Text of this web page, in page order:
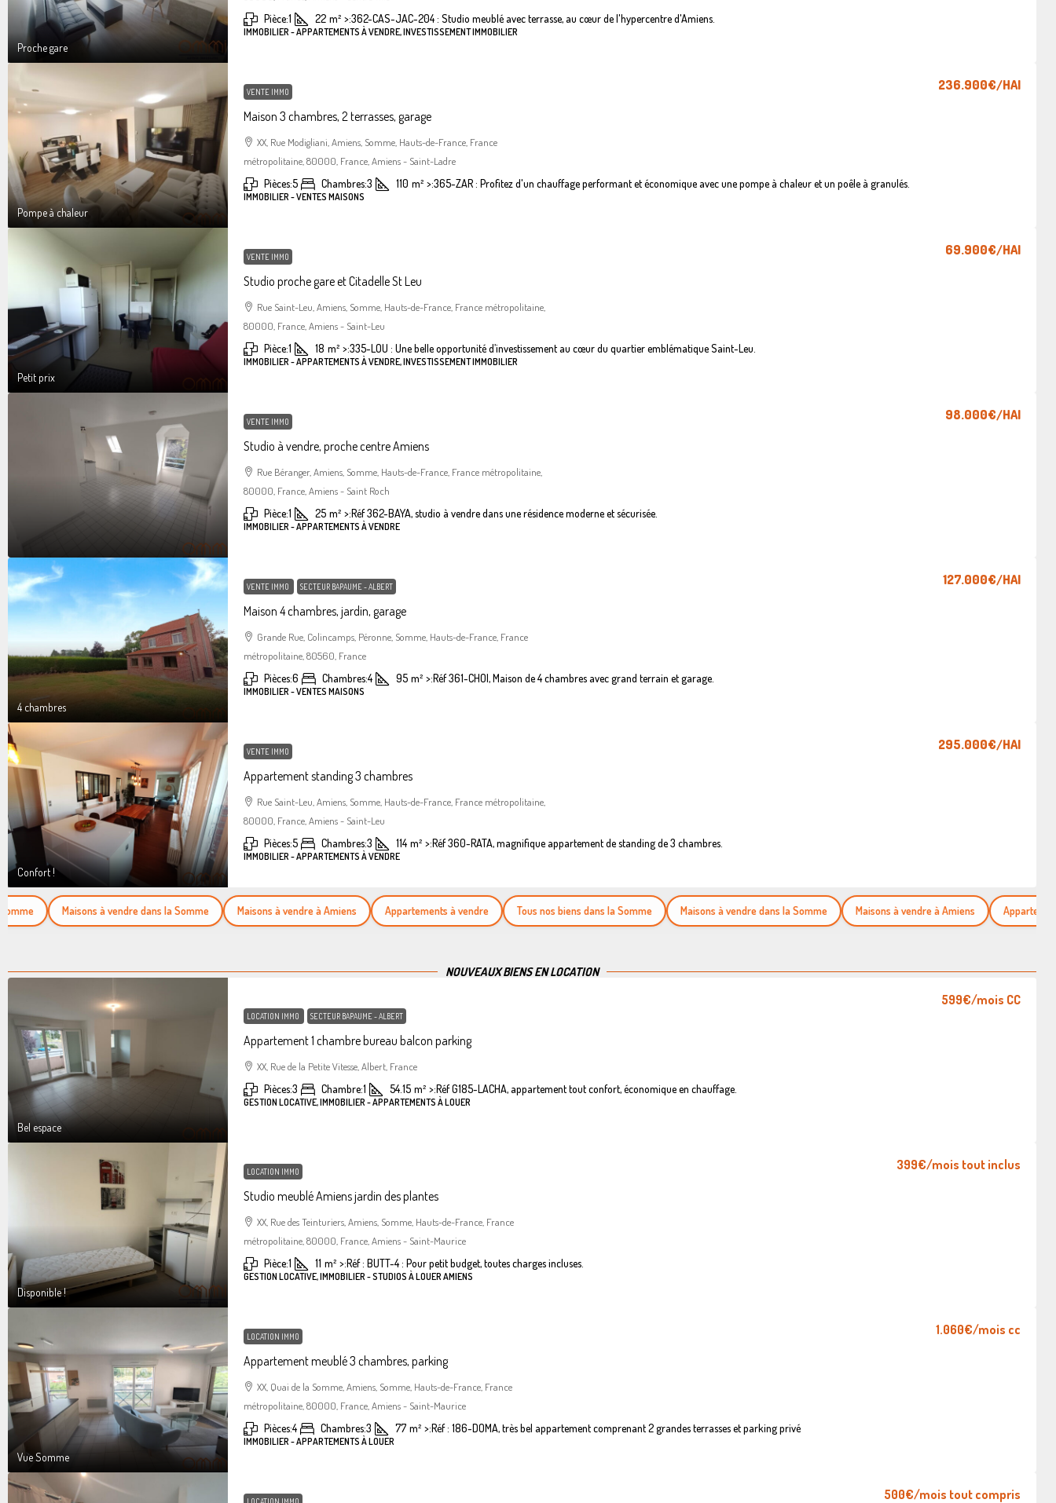
Proche gare
Pièce:1 22 m² >:362-CAS-JAC-204 : Studio meublé avec terrasse, au cœur de l'hypercentre d'Amiens.
IMMOBILIER - APPARTEMENTS À VENDRE, INVESTISSEMENT IMMOBILIER
Pompe à chaleur
VENTE IMMO
Maison 3 chambres, 2 terrasses, garage
236.900€/HAI
XX, Rue Modigliani, Amiens, Somme, Hauts-de-France, France
métropolitaine, 80000, France, Amiens - Saint-Ladre
Pièces:5 Chambres:3 110 m² >:365-ZAR : Profitez d'un chauffage performant et économique avec une pompe à chaleur et un poêle à granulés.
IMMOBILIER - VENTES MAISONS
Petit prix
VENTE IMMO
Studio proche gare et Citadelle St Leu
69.900€/HAI
Rue Saint-Leu, Amiens, Somme, Hauts-de-France, France métropolitaine,
80000, France, Amiens - Saint-Leu
Pièce:1 18 m² >:335-LOU : Une belle opportunité d’investissement au cœur du quartier emblématique Saint-Leu.
IMMOBILIER - APPARTEMENTS À VENDRE, INVESTISSEMENT IMMOBILIER
VENTE IMMO
Studio à vendre, proche centre Amiens
98.000€/HAI
Rue Béranger, Amiens, Somme, Hauts-de-France, France métropolitaine,
80000, France, Amiens - Saint Roch
Pièce:1 25 m² >:Réf 362-BAYA, studio à vendre dans une résidence moderne et sécurisée.
IMMOBILIER - APPARTEMENTS À VENDRE
4 chambres
VENTE IMMO SECTEUR BAPAUME - ALBERT
Maison 4 chambres, jardin, garage
127.000€/HAI
Grande Rue, Colincamps, Péronne, Somme, Hauts-de-France, France
métropolitaine, 80560, France
Pièces:6 Chambres:4 95 m² >:Réf 361-CHOI, Maison de 4 chambres avec grand terrain et garage.
IMMOBILIER - VENTES MAISONS
Confort !
VENTE IMMO
Appartement standing 3 chambres
295.000€/HAI
Rue Saint-Leu, Amiens, Somme, Hauts-de-France, France métropolitaine,
80000, France, Amiens - Saint-Leu
Pièces:5 Chambres:3 114 m² >:Réf 360-RATA, magnifique appartement de standing de 3 chambres.
IMMOBILIER - APPARTEMENTS À VENDRE
Maisons à vendre dans la Somme Maisons à vendre à Amiens Appartements à vendre Tous nos biens dans la Somme Maisons à vendre dans la Somme Maisons à vendre à Amiens Appartements à
NOUVEAUX BIENS EN LOCATION
Bel espace
LOCATION IMMO SECTEUR BAPAUME - ALBERT
Appartement 1 chambre bureau balcon parking
599€/mois CC
XX, Rue de la Petite Vitesse, Albert, France
Pièces:3 Chambre:1 54.15 m² >:Réf G185-LACHA, appartement tout confort, économique en chauffage.
GESTION LOCATIVE, IMMOBILIER - APPARTEMENTS À LOUER
Disponible !
LOCATION IMMO
Studio meublé Amiens jardin des plantes
399€/mois tout inclus
XX, Rue des Teinturiers, Amiens, Somme, Hauts-de-France, France
métropolitaine, 80000, France, Amiens - Saint-Maurice
Pièce:1 11 m² >:Réf : BUTT-4 : Pour petit budget, toutes charges incluses.
GESTION LOCATIVE, IMMOBILIER - STUDIOS À LOUER AMIENS
Vue Somme
LOCATION IMMO
Appartement meublé 3 chambres, parking
1.060€/mois cc
XX, Quai de la Somme, Amiens, Somme, Hauts-de-France, France
métropolitaine, 80000, France, Amiens - Saint-Maurice
Pièces:4 Chambres:3 77 m² >:Réf : 186-DOMA, très bel appartement comprenant 2 grandes terrasses et parking privé
IMMOBILIER - APPARTEMENTS À LOUER
500€/mois tout compris